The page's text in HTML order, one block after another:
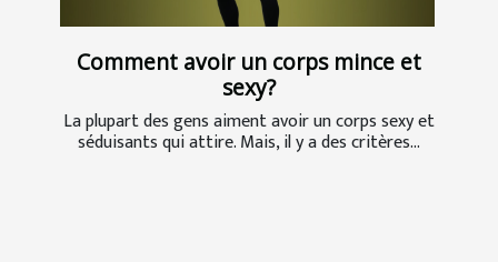
Comment avoir un corps mince et
sexy?
La plupart des gens aiment avoir un corps sexy et
séduisants qui attire. Mais, il y a des critères...